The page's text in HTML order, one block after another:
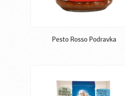
Pesto Rosso Podravka